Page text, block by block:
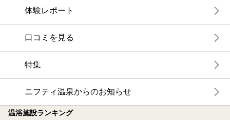
体験レポート
口コミを見る
特集
ニフティ温泉からのお知らせ
温浴施設ランキング